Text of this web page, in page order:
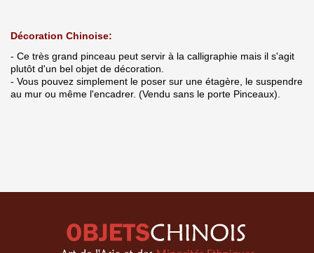
Décoration Chinoise:
- Ce très grand pinceau peut servir à la calligraphie mais il s'agit
plutôt d'un bel objet de décoration.
- Vous pouvez simplement le poser sur une étagère, le suspendre
au mur ou même l'encadrer. (Vendu sans le porte Pinceaux).